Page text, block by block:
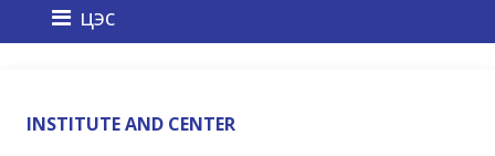
цэс
INSTITUTE AND CENTER